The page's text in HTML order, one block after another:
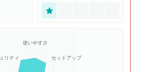
使いやすさ
セットアップ
リティ